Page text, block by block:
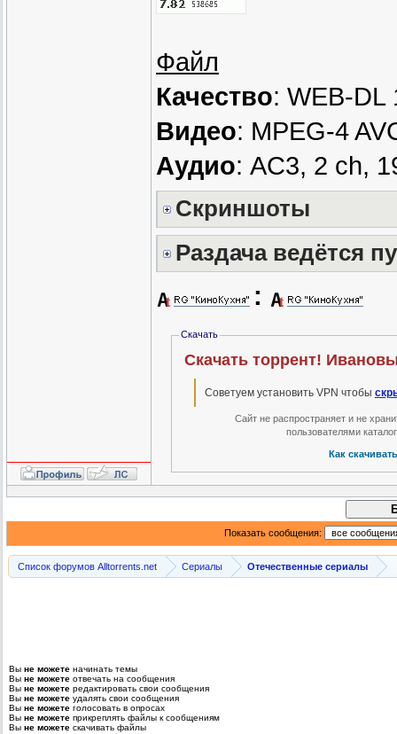
Файл
Качество: WEB-DL
Видео: MPEG-4
Аудио: AC3, 2 ch,
Скриншоты
Раздача ведётся
:
Скачать
Советуем установить VPN чтобы
Сайт не распространяет и не
пользователями
Как
Показать сообщения:
Список форумов Alltorrents.net Сериалы Отечественные сериалы
Вы не можете начинать темы
Вы не можете отвечать на сообщения
Вы не можете редактировать свои сообщения
Вы не можете удалять свои сообщения
Вы не можете голосовать в опросах
Вы не можете прикреплять файлы к сообщениям
Вы не можете скачивать файлы